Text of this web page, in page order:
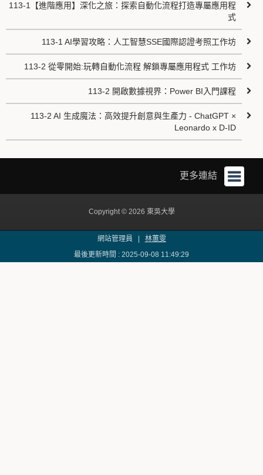
113-1【進階應用】深化之旅：探索自動化流程打造專屬應用程
式
113-1 AI學習攻略：人工智慧SSE國際認證考照工作坊
113-2 從零開始:玩轉自動化流程 解鎖專屬應用程式 工作坊
113-2 開啟數據視界：Power BI入門課程
113-2 AI 生成魔法：高效提升創意與生產力 - ChatGPT ×
Leonardo x D-ID
更多連結
Copyright © 2026 東吳大學
網站管理員 | 林蕙雯
最後更新時間 : 2025-09-08 11:49:29